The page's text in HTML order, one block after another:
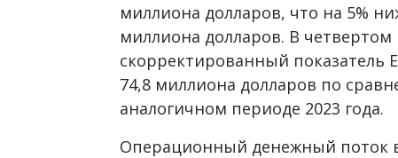
миллиона долларов, что на 5%
миллиона долларов. В четвертом
скорректированный показатель
74,8 миллиона долларов по
аналогичном периоде 2023 года.
Операционный денежный поток в